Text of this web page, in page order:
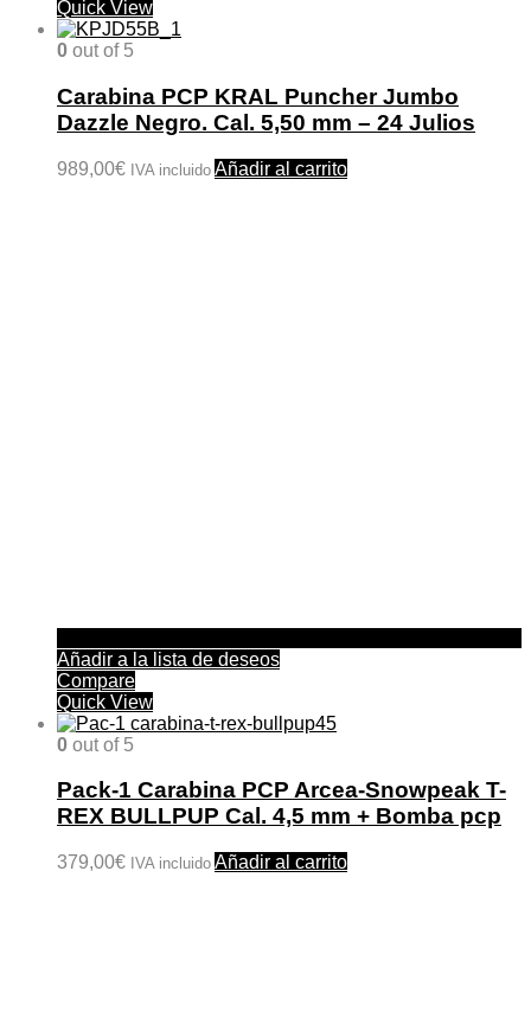
Quick View
0 out of 5
Carabina PCP KRAL Puncher Jumbo
Dazzle Negro. Cal. 5,50 mm – 24 Julios
989,00€ IVA incluido Añadir al carrito
Añadir a la lista de deseos
Compare
Quick View
0 out of 5
Pack-1 Carabina PCP Arcea-Snowpeak T-
REX BULLPUP Cal. 4,5 mm + Bomba pcp
379,00€ IVA incluido Añadir al carrito